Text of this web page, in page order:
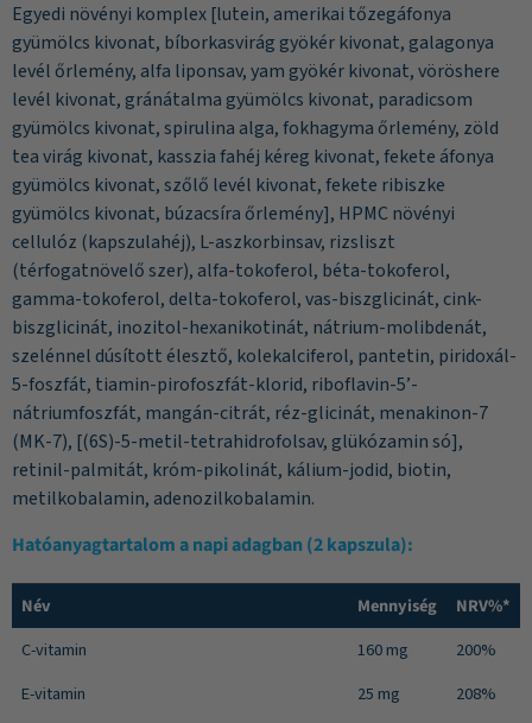
Egyedi növényi komplex [lutein, amerikai tőzegáfonya
gyümölcs kivonat, bíborkasvirág gyökér kivonat, galagonya
levél őrlemény, alfa liponsav, yam gyökér kivonat, vöröshere
levél kivonat, gránátalma gyümölcs kivonat, paradicsom
gyümölcs kivonat, spirulina alga, fokhagyma őrlemény, zöld
tea virág kivonat, kasszia fahéj kéreg kivonat, fekete áfonya
gyümölcs kivonat, szőlő levél kivonat, fekete ribiszke
gyümölcs kivonat, búzacsíra őrlemény], HPMC növényi
cellulóz (kapszulahéj), L-aszkorbinsav, rizsliszt
(térfogatnövelő szer), alfa-tokoferol, béta-tokoferol,
gamma-tokoferol, delta-tokoferol, vas-biszglicinát, cink-
biszglicinát, inozitol-hexanikotinát, nátrium-molibdenát,
szelénnel dúsított élesztő, kolekalciferol, pantetin, piridoxál-
5-foszfát, tiamin-pirofoszfát-klorid, riboflavin-5’-
nátriumfoszfát, mangán-citrát, réz-glicinát, menakinon-7
(MK-7), [(6S)-5-metil-tetrahidrofolsav, glükózamin só],
retinil-palmitát, króm-pikolinát, kálium-jodid, biotin,
metilkobalamin, adenozilkobalamin.
Hatóanyagtartalom a napi adagban (2 kapszula):
Név Mennyiség
NRV%*
C-vitamin
160 mg
200%
E-vitamin
25 mg 208%